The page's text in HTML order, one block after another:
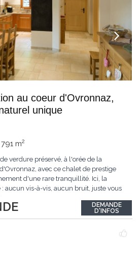
au coeur d'Ovronnaz,
unique
791 m2
verdure préservé, à l'orée de la
avec ce chalet de prestige
d'une rare tranquillité. Ici, la
aucun vis-à-vis, aucun bruit, juste vous
standing et ses matériaux nobles.
DEMANDE
D'INFOS